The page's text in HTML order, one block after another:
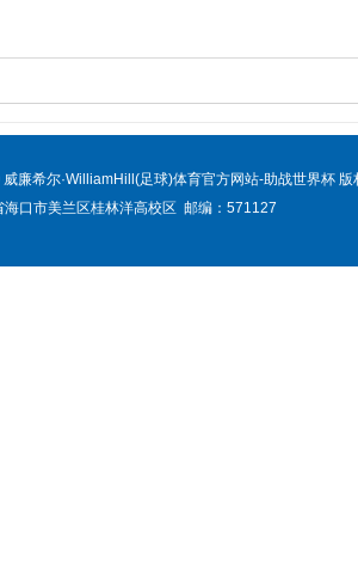
廉希尔·WilliamHill(足球)体育官方网站-助战世界杯
海口市美兰区桂林洋高校区 邮编：571127